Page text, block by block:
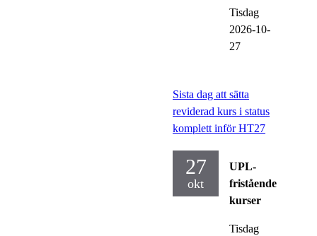
Tisdag
2026-10-
27
Sista dag att sätta
reviderad kurs i status
komplett inför HT27
27
okt
UPL-
fristående
kurser
Tisdag